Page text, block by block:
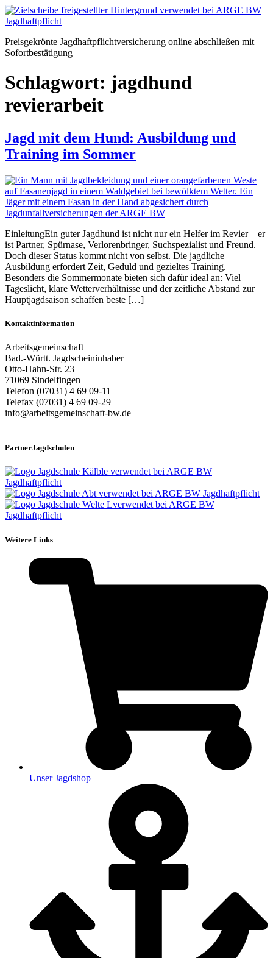
Zum
Inhalt
Preisgekrönte Jagdhaftpflichtversicherung online abschließen mit
Sofortbestätigung
Schlagwort: jagdhund
revierarbeit
Jagd mit dem Hund: Ausbildung und
Training im Sommer
EinleitungEin guter Jagdhund ist nicht nur ein Helfer im Revier – er
ist Partner, Spürnase, Verlorenbringer, Suchspezialist und Freund.
Doch dieser Status kommt nicht von selbst. Die jagdliche
Ausbildung erfordert Zeit, Geduld und gezieltes Training.
Besonders die Sommermonate bieten sich dafür ideal an: Viel
Tageslicht, klare Wetterverhältnisse und der zeitliche Abstand zur
Hauptjagdsaison schaffen beste […]
Kontaktinformation
Arbeitsgemeinschaft
Bad.-Württ. Jagdscheininhaber
Otto-Hahn-Str. 23
71069 Sindelfingen
Telefon (07031) 4 69 09-11
Telefax (07031) 4 69 09-29
info@arbeitsgemeinschaft-bw.de
PartnerJagdschulen
Weitere Links
Unser Jagdshop